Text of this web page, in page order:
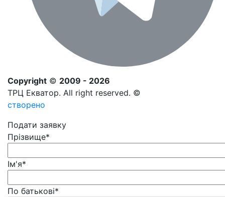
Copyright © 2009 - 2026
ТРЦ Екватор. All right reserved. ©
створено
Подати заявку
Прізвище*
Ім'я*
По батькові*